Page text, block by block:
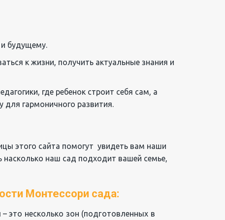
будущему.
к жизни, получить актуальные знания и
где ребенок строит себя сам, а
для гармоничного развития.
этого сайта помогут  увидеть вам наши
насколько наш сад подходит вашей семье,
Монтессори сада:
это несколько зон (подготовленных в